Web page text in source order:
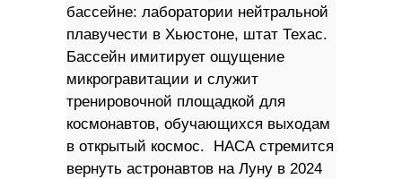
бассейне: лаборатории нейтральной
плавучести в Хьюстоне, штат Техас.
Бассейн имитирует ощущение
микрогравитации и служит
тренировочной площадкой для
космонавтов, обучающихся выходам
в открытый космос. НАСА стремится
вернуть астронавтов на Луну в 2024